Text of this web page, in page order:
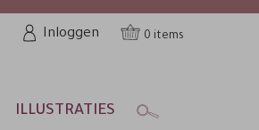
Inloggen 0
ILLUSTRATIES